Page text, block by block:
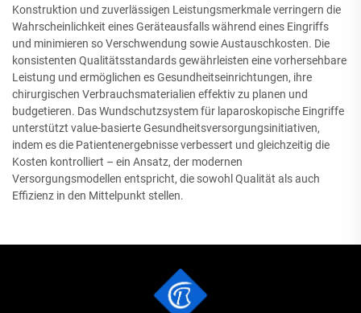
Konstruktion und zuverlässigen Leistungsmerkmale verringern die
Wahrscheinlichkeit eines Geräteausfalls während eines Eingriffs
und minimieren so Verschwendung sowie Austauschkosten. Die
konsistenten Qualitätsstandards gewährleisten eine vorhersehbare
Leistung und ermöglichen es Gesundheitseinrichtungen, ihre
chirurgischen Verbrauchsmaterialien effektiv zu planen und
budgetieren. Das Wundschutzsystem für laparoskopische Eingriffe
unterstützt value-basierte Gesundheitsversorgungsinitiativen,
indem es die Patientenergebnisse verbessert und gleichzeitig die
Kosten kontrolliert – ein Ansatz, der modernen
Versorgungsmodellen entspricht, die sowohl Qualität als auch
Effizienz in den Mittelpunkt stellen.